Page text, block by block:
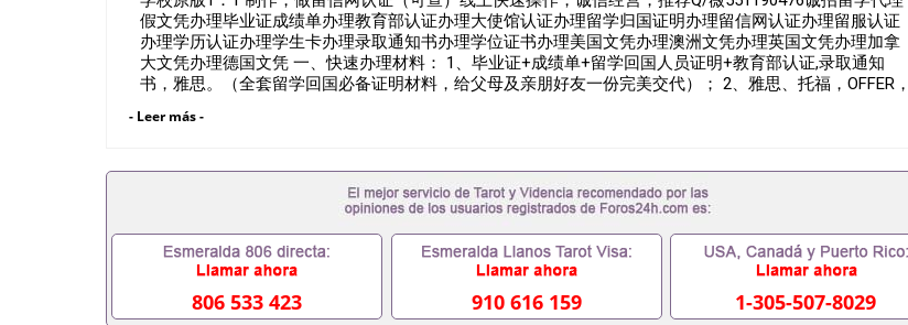
假文凭办理毕业证成绩单办理教育部认证办理大使馆认证办理留学归国证明办理留信网认证办理留服认证
办理学历认证办理学生卡办理录取通知书办理学位证书办理美国文凭办理澳洲文凭办理英国文凭办理加拿
大文凭办理德国文凭 一、快速办理材料： 1、毕业证+成绩单+留学回国人员证明+教育部认证,录取通知
书，雅思。（全套留学回国必备证明材料，给父母及亲朋好友一份完美交代）； 2、雅思、托福，OFFER，
时都可以安排办理，毕业证成绩单，学校，专业，学位，毕业时间都可以根据客户要求安排。 国内找工作
料551190476入职事业单位/国企假的毕业证会查吗551190476入职国企/事业单位需要些什么材料
551190476办理假毕业证在国内能用吗, 挂科拿不到毕业证怎么办, 毕业证丢了怎么办, 没有正常毕业怎么办
理毕业证,没毕业可以办学历认证吗,您是否因为中途辍学、挂科而没有正常毕业551190476您是否因为递交
材料不齐而被拒之门外551190476您是否因没正常毕业而导致回国得不到教育部认证在校挂科了不想读了,
成绩不理想毕不了业怎么办551190476找工作没有文凭怎么办,怎么办理本科/研究生文凭551190476如何办
理本科/硕士毕业证551190476网上买文凭可靠吗551190476哪里可以买国外文凭551190476国外本科毕业
证怎么办理551190476国外大学文凭可以打工作吗551190476怎么办理 外假毕业证551190476哪里可以制作
美国毕业证551190476哪里可以办理澳洲毕业证551190476留学生在哪里可以买假毕业证551190476哪里可
- Leer más -
806 533 423 910 616 159 1-305-507-8029